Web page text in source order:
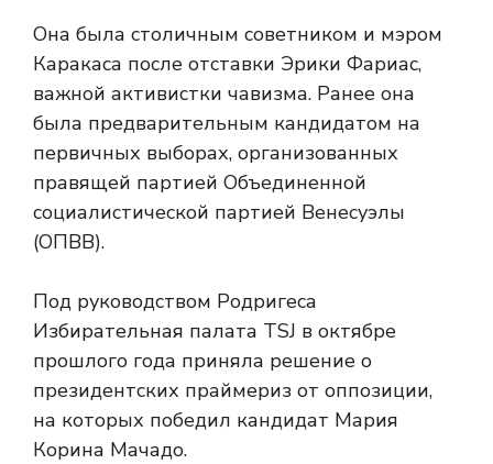
Она была столичным советником и мэром
Каракаса после отставки Эрики Фариас,
важной активистки чавизма. Ранее она
была предварительным кандидатом на
первичных выборах, организованных
правящей партией Объединенной
социалистической партией Венесуэлы
(ОПВВ).
Под руководством Родригеса
Избирательная палата TSJ в октябре
прошлого года приняла решение о
президентских праймериз от оппозиции,
на которых победил кандидат Мария
Корина Мачадо.